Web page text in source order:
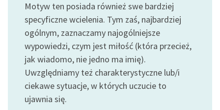
E-kolekcja lektur
szkolnych i literatury do
słuchania dla uczennic i
uczniów z
niepełnosprawnościami
Feministyczne inspiracje.
skandynawskiej literatury
Motyw ten posiada również swe bardziej
specyficzne wcielenia. Tym zaś, najbardziej
ogólnym, zaznaczamy najogólniejsze
wypowiedzi, czym jest miłość (która przecież,
jak wiadomo, nie jedno ma imię).
Uwzględniamy też charakterystyczne lub/i
ciekawe sytuacje, w których uczucie to
ujawnia się.